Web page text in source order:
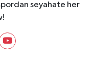
seyahate her